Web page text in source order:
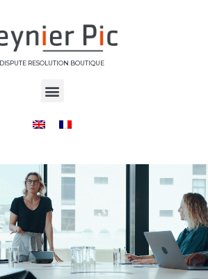
DISPUTE RESOLUTION BOUTIQUE